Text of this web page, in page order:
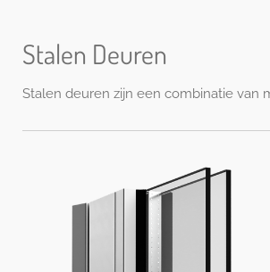
Stalen Deuren
Stalen deuren zijn een combinatie van